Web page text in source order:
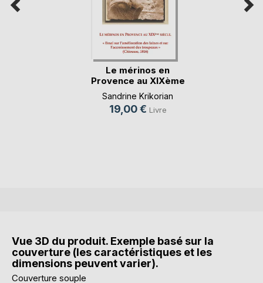
Le mérinos en
Provence au XIXème
s(...)
Sandrine Krikorian
19,00 € Livre
Vue 3D du produit. Exemple basé sur la
couverture (les caractéristiques et les
dimensions peuvent varier).
Couverture souple